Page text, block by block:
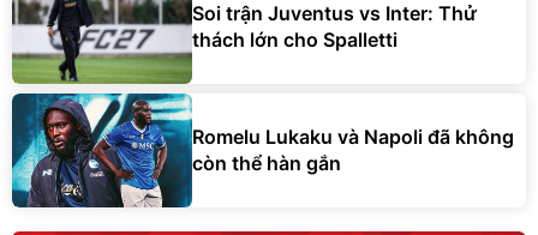
Soi trận Juventus vs Inter: Thử
thách lớn cho Spalletti
Romelu Lukaku và Napoli đã không
còn thể hàn gắn